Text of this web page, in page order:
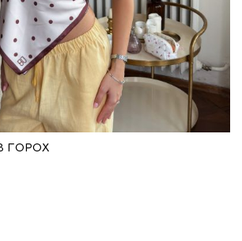
ГОРОХ